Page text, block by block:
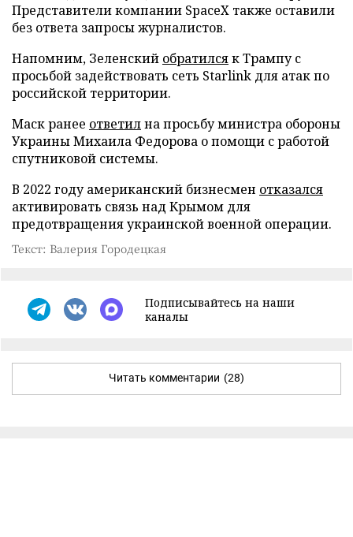
Представители компании SpaceX также оставили
без ответа запросы журналистов.
Напомним, Зеленский обратилсяк Трампу с
просьбой задействовать сеть Starlink для атак по
российской территории.
Маск ранее ответилна просьбу министра обороны
Украины Михаила Федорова о помощи с работой
спутниковой системы.
В 2022 году американский бизнесмен отказался
активировать связь над Крымом для
предотвращения украинской военной операции.
Текст: Валерия Городецкая
Подписывайтесь на наши
каналы
Читать комментарии (28)